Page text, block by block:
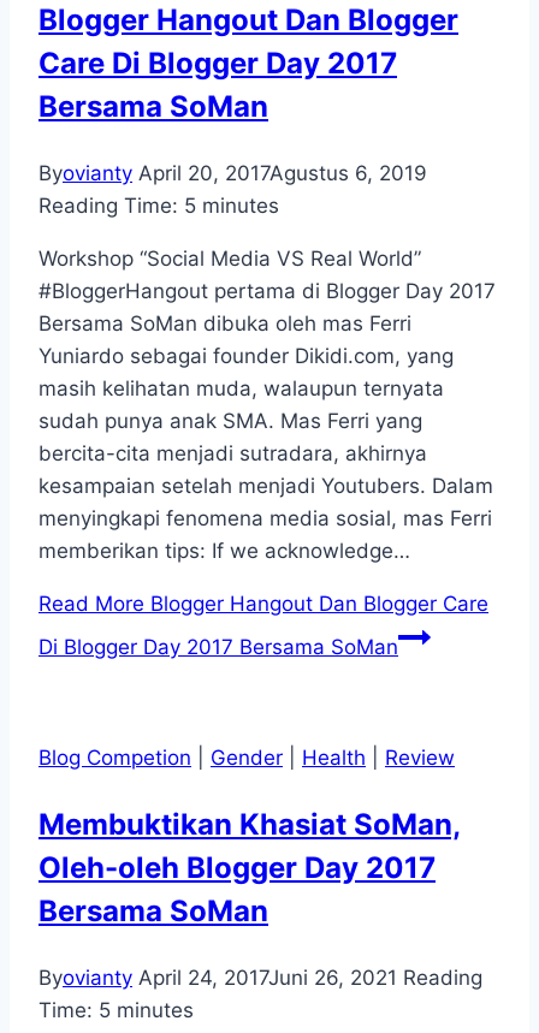
Blogger Hangout Dan Blogger
Care Di Blogger Day 2017
Bersama SoMan
Byovianty April 20, 2017Agustus 6, 2019
Reading Time: 5 minutes
Workshop “Social Media VS Real World”
#BloggerHangout pertama di Blogger Day 2017
Bersama SoMan dibuka oleh mas Ferri
Yuniardo sebagai founder Dikidi.com, yang
masih kelihatan muda, walaupun ternyata
sudah punya anak SMA. Mas Ferri yang
bercita-cita menjadi sutradara, akhirnya
kesampaian setelah menjadi Youtubers. Dalam
menyingkapi fenomena media sosial, mas Ferri
memberikan tips: If we acknowledge…
Read More Blogger Hangout Dan Blogger Care
Di Blogger Day 2017 Bersama SoMan
Blog Competion Gender Health Review
Membuktikan Khasiat SoMan,
Oleh-oleh Blogger Day 2017
Bersama SoMan
Byovianty April 24, 2017Juni 26, 2021 Reading
Time: 5 minutes